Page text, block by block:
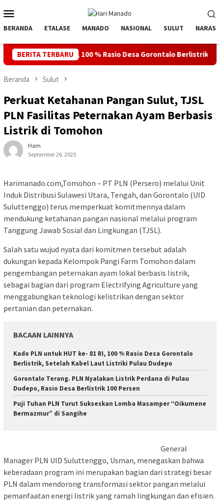
ke
kontenMobile
BERANDA ETALASE MANADO NASIONAL SULUT NARASI
BERITA TERBARU
81 RI, 100 % Rasio Desa Gorontalo Berlistrik, Setelah Kabel
Beranda Sulut
Perkuat Ketahanan Pangan Sulut, TJSL
PLN Fasilitas Peternakan Ayam Berbasis
Listrik di Tomohon
Ham
September 26, 2025
Harimanado.com,Tomohon – PT PLN (Persero) melalui Unit
Induk Distribusi Sulawesi Utara, Tengah, dan Gorontalo (UID
Suluttenggo) terus memperkuat komitmennya dalam
mendukung ketahanan pangan nasional melalui program
Tanggung Jawab Sosial dan Lingkungan (TJSL).
Salah satu wujud nyata dari komitmen tersebut adalah
dukungan kepada Kelompok Pangi Farm Tomohon dalam
pengembangan peternakan ayam lokal berbasis listrik,
sebagai bagian dari program Electrifying Agriculture yang
menggabungkan teknologi kelistrikan dengan sektor
pertanian dan peternakan.
BACAAN LAINNYA
Kado PLN untuk HUT ke- 81 RI, 100 % Rasio Desa Gorontalo
Berlistrik, Setelah Kabel Laut Listriki Pulau Dudepo
Gorontalo Terang. PLN Nyalakan Listrik Perdana di Pulau
Dudepo, Rasio Desa Berlistrik 100 Persen
Puji Tuhan PLN Turut Sukseskan Lomba Masamper “Oikumene
Bermazmur” di Sangihe
General
Manager PLN UID Suluttenggo, Usman, menegaskan bahwa
keberadaan program ini merupakan bagian dari strategi besar
PLN dalam mendorong transformasi sektor pangan melalui
pemanfaatan energi listrik yang ramah lingkungan dan efisien.